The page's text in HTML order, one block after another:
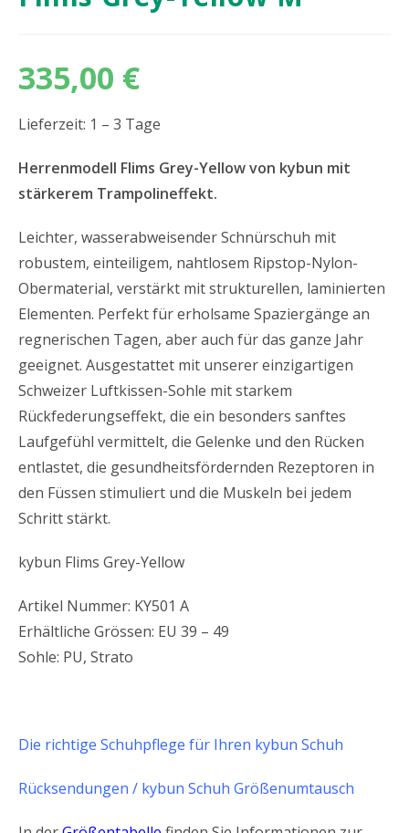
335,00 €
Lieferzeit: 1 – 3 Tage
Herrenmodell Flims Grey-Yellow von kybun mit
stärkerem Trampolineffekt.
Leichter, wasserabweisender Schnürschuh mit
robustem, einteiligem, nahtlosem Ripstop-Nylon-
Obermaterial, verstärkt mit strukturellen, laminierten
Elementen. Perfekt für erholsame Spaziergänge an
regnerischen Tagen, aber auch für das ganze Jahr
geeignet. Ausgestattet mit unserer einzigartigen
Schweizer Luftkissen-Sohle mit starkem
Rückfederungseffekt, die ein besonders sanftes
Laufgefühl vermittelt, die Gelenke und den Rücken
entlastet, die gesundheitsfördernden Rezeptoren in
den Füssen stimuliert und die Muskeln bei jedem
Schritt stärkt.
kybun Flims Grey-Yellow
Artikel Nummer: KY501 A
Erhältliche Grössen: EU 39 – 49
Sohle: PU, Strato
Die richtige Schuhpflege für Ihren kybun Schuh
Rücksendungen / kybun Schuh Größenumtausch